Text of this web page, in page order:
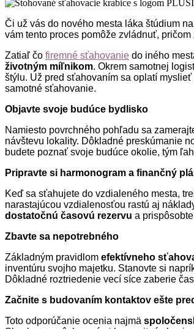
Či už vás do nového mesta láka štúdium
vám tento proces pomôže zvládnuť,
Zatiaľ čo firemné sťahovanie do iného
životným míľnikom. Okrem samotnej
štýlu. Už pred sťahovaním sa oplatí
samotné sťahovanie.
Objavte svoje budúce bydlisko
Namiesto povrchného pohľadu sa
návštevu lokality. Dôkladné preskúmanie
budete poznať svoje budúce okolie, tým
Pripravte si harmonogram a finančný
Keď sa sťahujete do vzdialeného mesta,
narastajúcou vzdialenosťou rastú aj
dostatočnú časovú rezervu a
Zbavte sa nepotrebného
Základným pravidlom efektívneho
inventúru svojho majetku. Stanovte si
Dôkladné roztriedenie vecí síce zaberie
Začnite s budovaním kontaktov ešte
Toto odporúčanie ocenia najmä